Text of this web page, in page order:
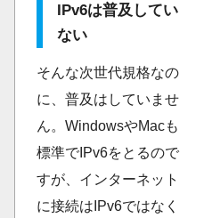
IPv6は普及してい
ない
そんな次世代規格なの
に、普及はしていませ
ん。WindowsやMacも
標準でIPv6をとるので
すが、インターネット
に接続はIPv6ではなく